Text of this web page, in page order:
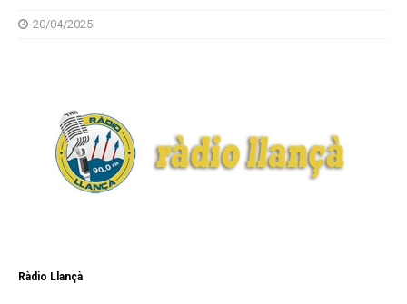
20/04/2025
Ràdio Llançà